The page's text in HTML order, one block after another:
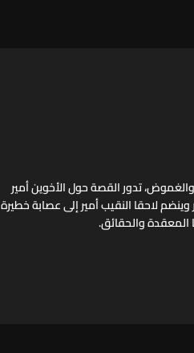
تدور القصة حول الأخوين أمير
لاحقا النقيب أمير إلى عصابة خطيرة
المعقدة والحقائق.